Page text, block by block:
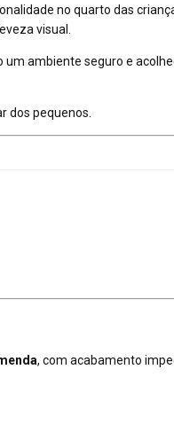
no quarto das
visual.
ambiente seguro e
dos pequenos.
, com acabamento